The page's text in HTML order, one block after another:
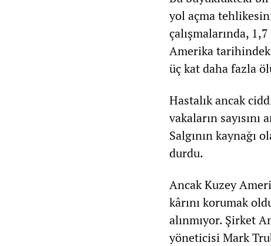
yol açma
çalışmalarında,
Amerika
üç kat daha fazla
Hastalık ancak
vakaların
Salgının kaynağı
durdu.
Ancak Kuzey
kârını korumak
alınmıyor. Şirket
yöneticisi Mark